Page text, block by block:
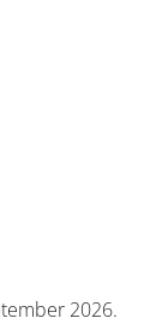
2026.